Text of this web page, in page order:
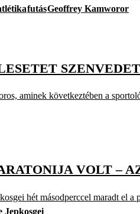
futásGeoffrey Kamworor
aminek következtében a
VOLT –
hét másodperccel maradt el a
Jepkosgei